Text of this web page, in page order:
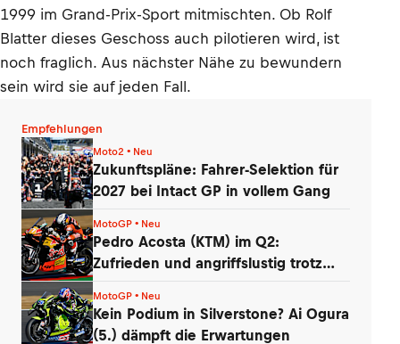
1999 im Grand-Prix-Sport mitmischten. Ob Rolf
Blatter dieses Geschoss auch pilotieren wird, ist
noch fraglich. Aus nächster Nähe zu bewundern
sein wird sie auf jeden Fall.
Empfehlungen
Moto2 • Neu
Zukunftspläne: Fahrer-Selektion für
2027 bei Intact GP in vollem Gang
MotoGP • Neu
Pedro Acosta (KTM) im Q2:
Zufrieden und angriffslustig trotz
MotoGP • Neu
Kein Podium in Silverstone? Ai Ogura
(5.) dämpft die Erwartungen